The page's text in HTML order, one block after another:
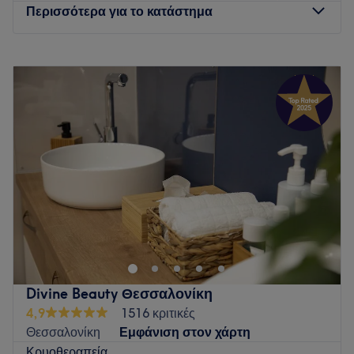
Ειδικεύονται σε: Θεραπείες προσώπου, μασάζ.
Περισσότερα για το κατάστημα
22:00
22:00
22:00
Παρασκευή
Σάββατο
22:00
Κυριακή
22:00
Το Liana Spa Therapy στη Νάξο ιδρύθηκε το 2017 και
αποτελεί φάρο ηρεμίας για όσους αναζητούν μια απόδραση
από το άγχος της καθημερινότητας. Ξεκίνησαν με ένα απλό,
αλλά βαθύ όραμα: να δημιουργήσουν έναν χώρο όπου τα
άτομα θα μπορούν να χαλαρώσουν, να επαναφορτιστούν
και να επανασυνδεθούν με τον εσωτερικό τους εαυτό.
Πιστεύουν ότι η αληθινή ευεξία επιτυγχάνεται μέσω μιας
αρμονικής ισορροπίας του μυαλού, του σώματος και του
Divine Beauty Θεσσαλονίκη
4,9
1516 κριτικές
Θεσσαλονίκη
Εμφάνιση στον χάρτη